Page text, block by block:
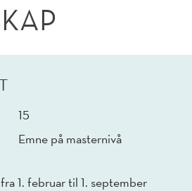
15
Emne på masternivå
1. februar til 1. september